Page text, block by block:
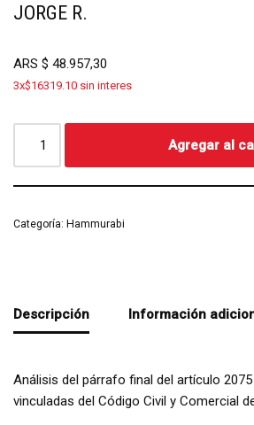
JORGE R.
ARS $ 48.957,30
3x$16319.10 sin interes
Agregar al
Categoría: Hammurabi
Descripción Información
Análisis del párrafo final del artículo
vinculadas del Código Civil y Comercial